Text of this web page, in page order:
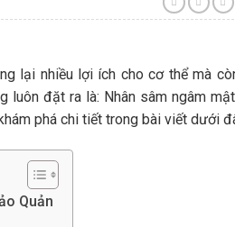
lại nhiều lợi ích cho cơ thể mà
luôn đặt ra là: Nhân sâm ngâm
phá chi tiết trong bài viết dưới
Quản